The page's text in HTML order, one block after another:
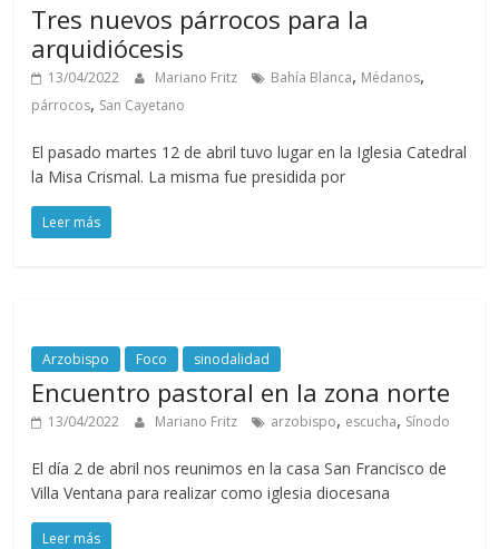
Tres nuevos párrocos para la
arquidiócesis
13/04/2022 Mariano Fritz Bahía Blanca, Médanos,
párrocos, San Cayetano
El pasado martes 12 de abril tuvo lugar en la Iglesia Catedral
la Misa Crismal. La misma fue presidida por
Leer más
Arzobispo Foco sinodalidad
Encuentro pastoral en la zona norte
13/04/2022 Mariano Fritz arzobispo, escucha, Sínodo
El día 2 de abril nos reunimos en la casa San Francisco de
Villa Ventana para realizar como iglesia diocesana
Leer más